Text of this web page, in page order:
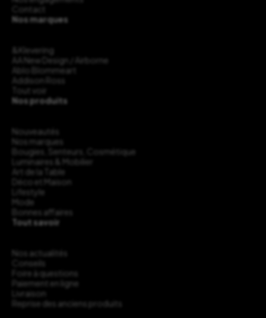
Contact
Nos marques
&Klevering
AA New Design / Airborne
Ablo Blommeart
Addison Ross
Tout voir
Nos produits
Nouveautés
Nos marques
Bougies, Senteurs, Cosmétique
Luminaires & Mobilier
Art de la Table
Déco et Maison
Lifestyle
Mode
Bonnes affaires
Tout savoir
Nos actualités
Conseils
Foire à questions
Paiement en ligne
Livraison
Reprise des anciens produits